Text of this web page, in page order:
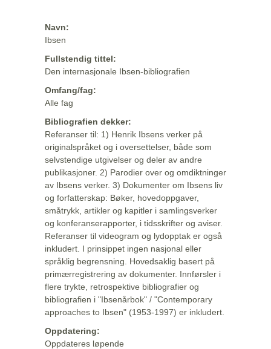
Navn:
Ibsen
Fullstendig tittel:
Den internasjonale Ibsen-bibliografien
Omfang/fag:
Alle fag
Bibliografien dekker:
Referanser til: 1) Henrik Ibsens verker på
originalspråket og i oversettelser, både som
selvstendige utgivelser og deler av andre
publikasjoner. 2) Parodier over og omdiktninger
av Ibsens verker. 3) Dokumenter om Ibsens liv
og forfatterskap: Bøker, hovedoppgaver,
småtrykk, artikler og kapitler i samlingsverker
og konferanserapporter, i tidsskrifter og aviser.
Referanser til videogram og lydopptak er også
inkludert. I prinsippet ingen nasjonal eller
språklig begrensning. Hovedsaklig basert på
primærregistrering av dokumenter. Innførsler i
flere trykte, retrospektive bibliografier og
bibliografien i "Ibsenårbok" / "Contemporary
approaches to Ibsen" (1953-1997) er inkludert.
Oppdatering:
Oppdateres løpende